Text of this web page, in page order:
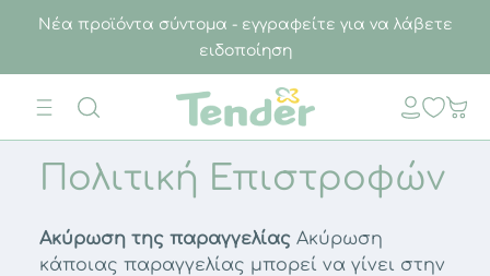
Νέα προϊόντα σύντομα - εγγραφείτε για να λάβετε
ειδοποίηση
Πολιτική Επιστροφών
Ακύρωση της παραγγελίας Ακύρωση
κάποιας παραγγελίας μπορεί να γίνει στην